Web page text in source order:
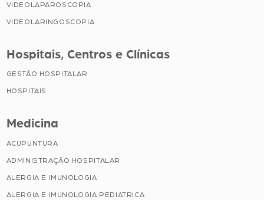
VIDEOLAPAROSCOPIA
VIDEOLARINGOSCOPIA
Hospitais, Centros e Clínicas
GESTÃO HOSPITALAR
HOSPITAIS
Medicina
ACUPUNTURA
ADMINISTRAÇÃO HOSPITALAR
ALERGIA E IMUNOLOGIA
ALERGIA E IMUNOLOGIA PEDIATRICA